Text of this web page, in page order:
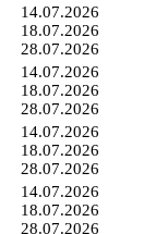
14.07.2026
18.07.2026
28.07.2026
14.07.2026
18.07.2026
28.07.2026
14.07.2026
18.07.2026
28.07.2026
14.07.2026
18.07.2026
28.07.2026